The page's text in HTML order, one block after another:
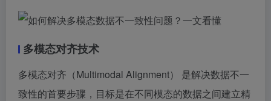
多模态对齐技术
多模态对齐（Multimodal Alignment） 是解决数据不一
致性的首要步骤，目标是在不同模态的数据之间建立精